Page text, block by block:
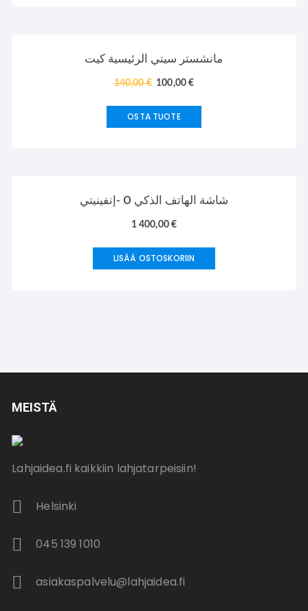
مانشستر سيتي الرئيسية كيت
140,00€ 100,00€
OSTA TUOTE
إنفينيتي- O شاشة الهاتف الذكي
1 400,00€
LISÄÄ OSTOSKORIIN
MEISTÄ
Lahjaidea.fi kaikkiin lahjatarpeisiin!
Helsinki
045 139 1010
asiakaspalvelu@lahjaidea.fi